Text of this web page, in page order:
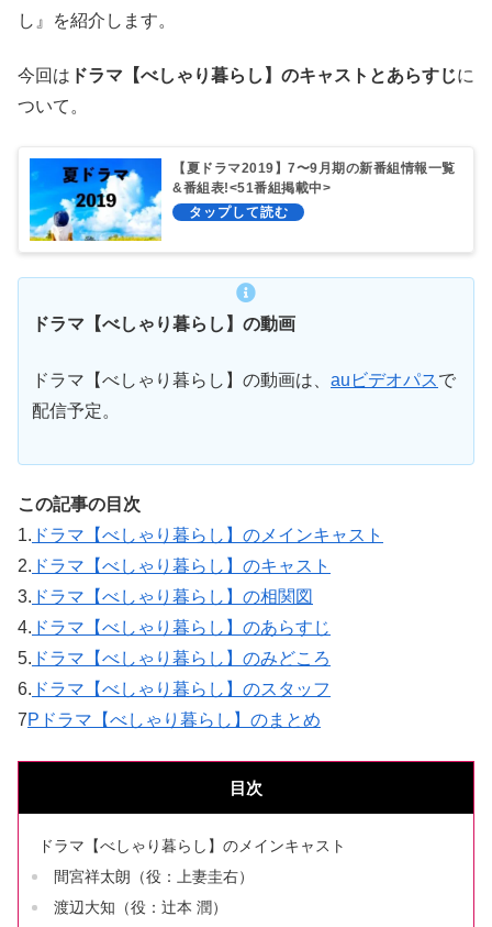
し』を紹介します。
今回は ドラマ【べしゃり暮らし 】のキャストとあらすじに
ついて。
【夏ドラマ2019】7〜9月期の新番組情報一覧
&番組表!<51番組掲載中>
ドラマ【べしゃり暮らし】の動画
ドラマ【べしゃり暮らし】の動画は、 auビデオパスで
配信予定。
この記事の目次
1. ドラマ【べしゃり暮らし】のメインキャスト
2. ドラマ【べしゃり暮らし】のキャスト
3. ドラマ【べしゃり暮らし】の相関図
4. ドラマ【べしゃり暮らし】のあらすじ
5. ドラマ【べしゃり暮らし】のみどころ
6. ドラマ【べしゃり暮らし】のスタッフ
7Pドラマ【べしゃり暮らし】のまとめ
目次
ドラマ【べしゃり暮らし】のメインキャスト
間宮祥太朗（役：上妻圭右）
渡辺大知（役：辻本 潤）